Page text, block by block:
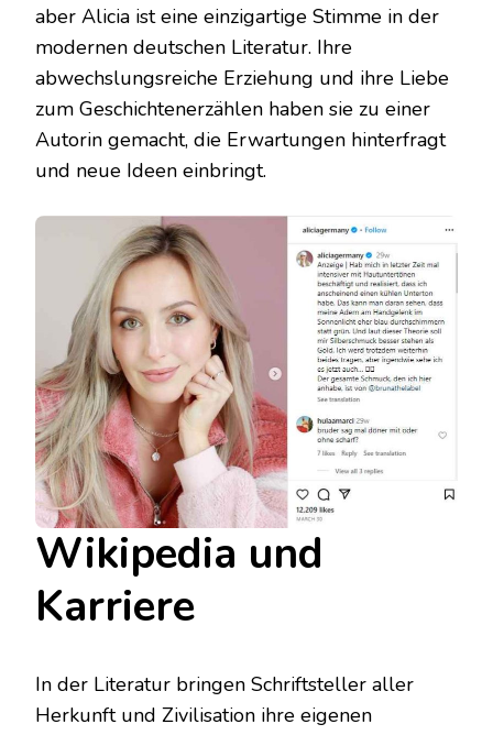
aber Alicia ist eine einzigartige Stimme in der
modernen deutschen Literatur. Ihre
abwechslungsreiche Erziehung und ihre Liebe
zum Geschichtenerzählen haben sie zu einer
Autorin gemacht, die Erwartungen hinterfragt
und neue Ideen einbringt.
Wikipedia und
Karriere
In der Literatur bringen Schriftsteller aller
Herkunft und Zivilisation ihre eigenen